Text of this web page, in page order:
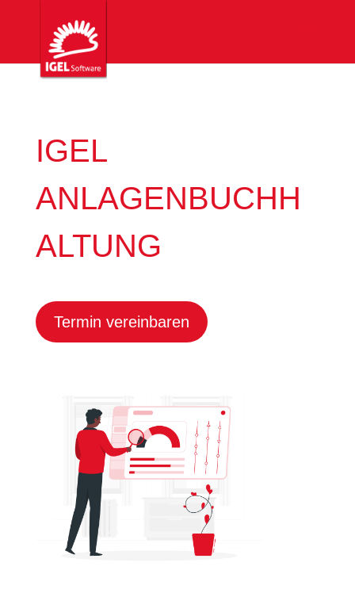
IGEL
ANLAGENBUCHH
ALTUNG
Termin vereinbaren